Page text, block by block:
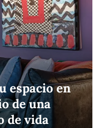
espacio en
de una
de vida